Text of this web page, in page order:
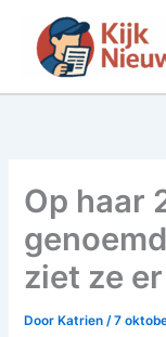
inhoud
Op haar
ziet ze
Door Katrien/7